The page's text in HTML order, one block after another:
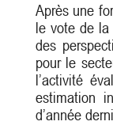
Après une
le vote de
des
pour le
l’activité
estimation
d’année